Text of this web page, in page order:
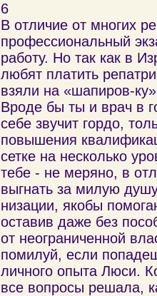
6
В отличие от многих
профессиональный
работу. Но так как в
любят платить
взяли на «шапиров-
Вроде бы ты и врач в
себе звучит гордо,
повышения
сетке на несколько
тебе - не меряно, в
выгнать за милую
низации, якобы
оставив даже без
от неограниченной
помилуй, если
личного опыта Люси.
все вопросы решала,